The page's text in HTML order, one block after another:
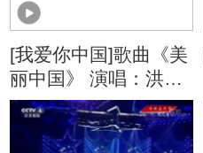
[我爱你中国]歌曲《美
丽中国》 演唱：洪之
光 杨西音子